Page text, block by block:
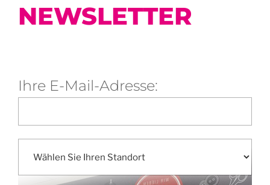
NEWSLETTER
Ihre E-Mail-Adresse: